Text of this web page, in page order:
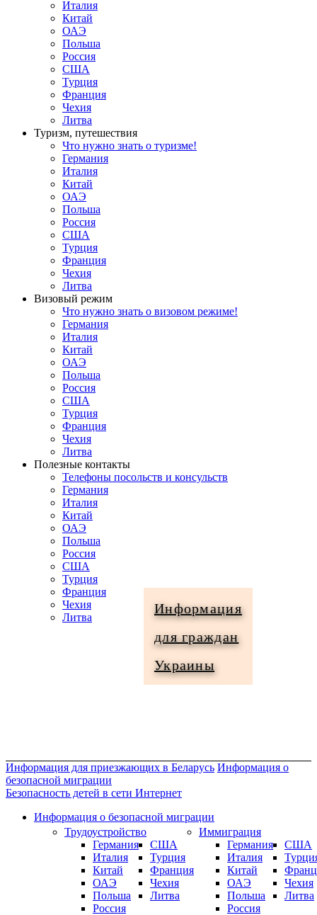
Италия
Китай
ОАЭ
Польша
Россия
США
Турция
Франция
Чехия
Литва
Туризм, путешествия
Что нужно знать о туризме!
Германия
Италия
Китай
ОАЭ
Польша
Россия
США
Турция
Франция
Чехия
Литва
Визовый режим
Что нужно знать о визовом режиме!
Германия
Италия
Китай
ОАЭ
Польша
Россия
США
Турция
Франция
Чехия
Литва
Полезные контакты
Телефоны посольств и консульств
Германия
Италия
Китай
ОАЭ
Польша
Россия
США
Турция
Франция
Чехия
Литва
Информация
для граждан
Украины
Информация для приезжающих в Беларусь Информация о
безопасной миграции
Безопасность детей в сети Интернет
Информация о безопасной миграции
Трудоустройство
Германия
Италия
Китай
ОАЭ
Польша
Россия
США
Турция
Франция
Чехия
Литва
Иммиграция
Германия
Италия
Китай
ОАЭ
Польша
Россия
США
Чехия
Литва